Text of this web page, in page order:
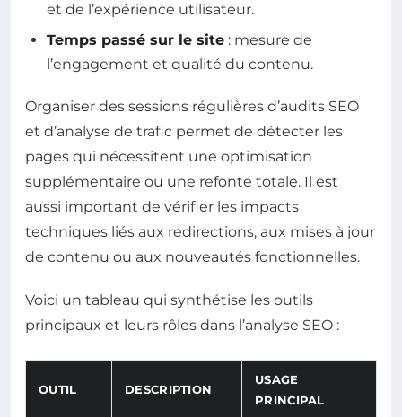
et de l’expérience utilisateur.
Temps passé sur le site : mesure de
l’engagement et qualité du contenu.
Organiser des sessions régulières d’audits SEO
et d’analyse de trafic permet de détecter les
pages qui nécessitent une optimisation
supplémentaire ou une refonte totale. Il est
aussi important de vérifier les impacts
techniques liés aux redirections, aux mises à jour
de contenu ou aux nouveautés fonctionnelles.
Voici un tableau qui synthétise les outils
principaux et leurs rôles dans l’analyse SEO :
OUTIL DESCRIPTION
USAGE
PRINCIPAL